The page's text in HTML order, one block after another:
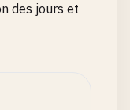
des jours et